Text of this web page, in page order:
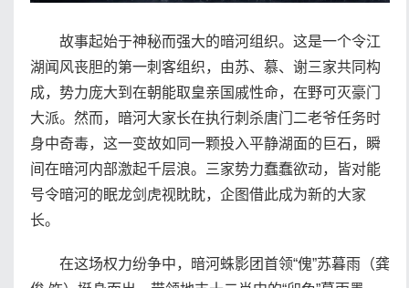
故事起始于神秘而强大的暗河组织。这是一个令江
湖闻风丧胆的第一刺客组织，由苏、慕、谢三家共同构
成，势力庞大到在朝能取皇亲国戚性命，在野可灭豪门
大派。然而，暗河大家长在执行刺杀唐门二老爷任务时
身中奇毒，这一变故如同一颗投入平静湖面的巨石，瞬
间在暗河内部激起千层浪。三家势力蠢蠢欲动，皆对能
号令暗河的眠龙剑虎视眈眈，企图借此成为新的大家
长。
在这场权力纷争中，暗河蛛影团首领“傀”苏暮雨（龚